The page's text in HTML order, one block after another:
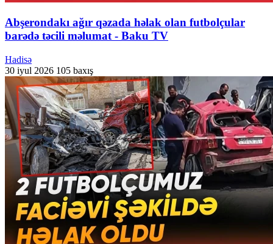
Abşerondakı ağır qəzada həlak olan futbolçular
barədə təcili məlumat - Baku TV
Hadisə
30 iyul 2026 105 baxış